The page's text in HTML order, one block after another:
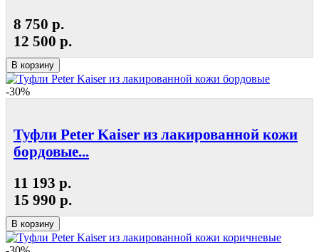
8 750 р.
12 500 р.
В корзину
-30%
Туфли Peter Kaiser из лакированной кожи
бордовые...
11 193 р.
15 990 р.
В корзину